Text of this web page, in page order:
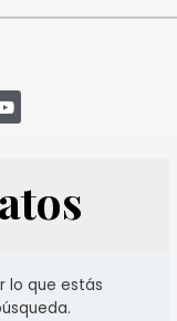
lo que estás